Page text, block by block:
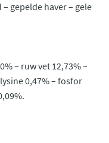
gepelde haver – gele
– ruw vet 12,73% –
0,47% – fosfor